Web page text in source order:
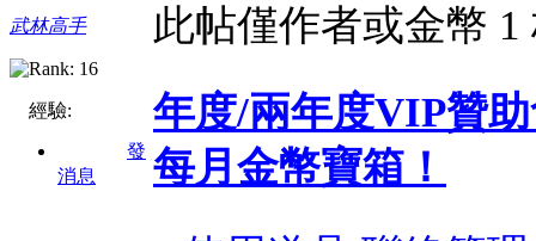
武林高手
經驗:
發
消息
此帖僅作者或金幣
年度/兩年度VIP贊
每月金幣寶箱！